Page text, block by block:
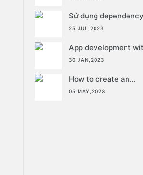
Sử dụng dependency
injection với getIt
25 JUL,2023
App development
flutter
30 JAN,2023
How to create an
Android Library?
05 MAY,2023